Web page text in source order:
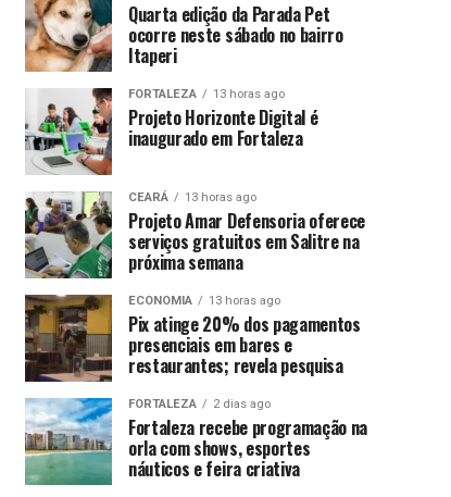
Quarta edição da Parada Pet
ocorre neste sábado no bairro
Itaperi
FORTALEZA 13 horas ago
Projeto Horizonte Digital é
inaugurado em Fortaleza
CEARÁ 13 horas ago
Projeto Amar Defensoria oferece
serviços gratuitos em Salitre na
próxima semana
ECONOMIA 13 horas ago
Pix atinge 20% dos pagamentos
presenciais em bares e
restaurantes; revela pesquisa
FORTALEZA 2 dias ago
Fortaleza recebe programação na
orla com shows, esportes
náuticos e feira criativa